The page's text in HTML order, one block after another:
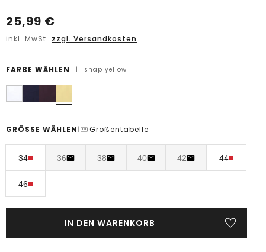
25,99 €
inkl. MwSt. zzgl. Versandkosten
FARBE WÄHLEN | snap yellow
GRÖSSE WÄHLEN | Größentabelle
34 36 38 40 42 44
46
IN DEN WARENKORB